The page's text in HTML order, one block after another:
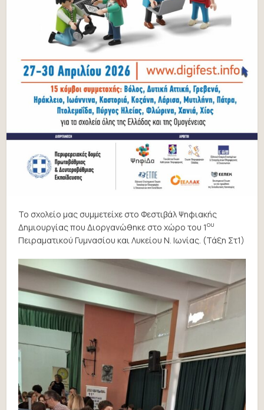
Το σχολείο μας συμμετείχε στο Φεστιβάλ Ψηφιακής
Δημιουργίας που Διοργανώθηκε στο χώρο του 1ου
Πειραματικού Γυμνασίου και Λυκείου Ν. Ιωνίας. (Τάξη Στ1)